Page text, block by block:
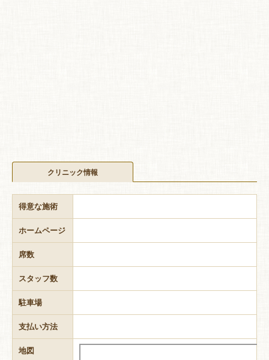
クリニック情報
得意な施術
ホームページ
席数
スタッフ数
駐車場
支払い方法
地図